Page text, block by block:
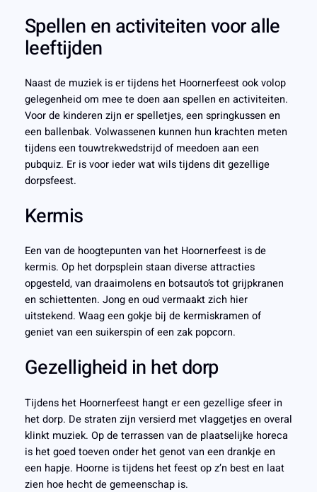
Spellen en activiteiten voor alle
leeftijden
Naast de muziek is er tijdens het Hoornerfeest ook volop
gelegenheid om mee te doen aan spellen en activiteiten.
Voor de kinderen zijn er spelletjes, een springkussen en
een ballenbak. Volwassenen kunnen hun krachten meten
tijdens een touwtrekwedstrijd of meedoen aan een
pubquiz. Er is voor ieder wat wils tijdens dit gezellige
dorpsfeest.
Kermis
Een van de hoogtepunten van het Hoornerfeest is de
kermis. Op het dorpsplein staan diverse attracties
opgesteld, van draaimolens en botsauto’s tot grijpkranen
en schiettenten. Jong en oud vermaakt zich hier
uitstekend. Waag een gokje bij de kermiskramen of
geniet van een suikerspin of een zak popcorn.
Gezelligheid in het dorp
Tijdens het Hoornerfeest hangt er een gezellige sfeer in
het dorp. De straten zijn versierd met vlaggetjes en overal
klinkt muziek. Op de terrassen van de plaatselijke horeca
is het goed toeven onder het genot van een drankje en
een hapje. Hoorne is tijdens het feest op z’n best en laat
zien hoe hecht de gemeenschap is.